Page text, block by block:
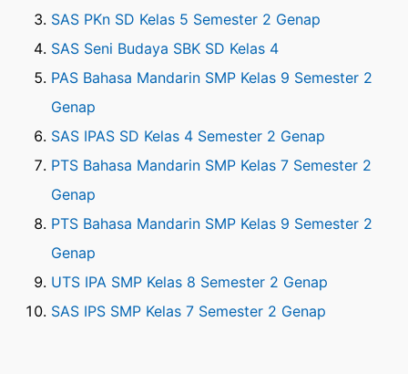
SAS PKn SD Kelas 5 Semester 2 Genap
SAS Seni Budaya SBK SD Kelas 4
PAS Bahasa Mandarin SMP Kelas 9 Semester 2
Genap
SAS IPAS SD Kelas 4 Semester 2 Genap
PTS Bahasa Mandarin SMP Kelas 7 Semester 2
Genap
PTS Bahasa Mandarin SMP Kelas 9 Semester 2
Genap
UTS IPA SMP Kelas 8 Semester 2 Genap
SAS IPS SMP Kelas 7 Semester 2 Genap